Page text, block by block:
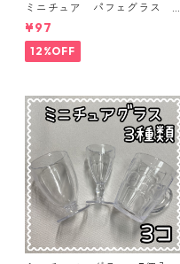
ミニチュア パフェグラス 3
個入り【MNT-GLS-3P-02】
¥97
12%OFF